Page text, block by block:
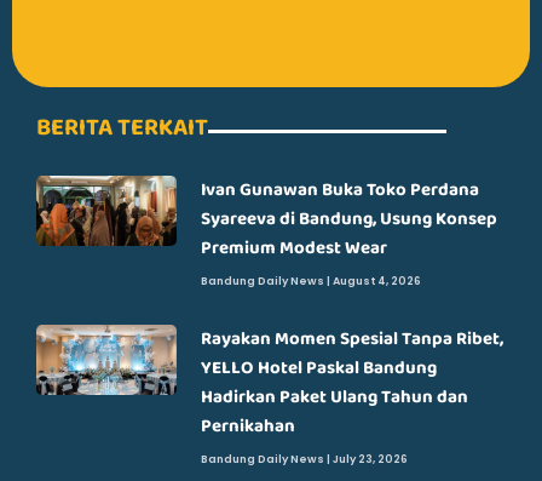
BERITA TERKAIT
Ivan Gunawan Buka Toko Perdana
Syareeva di Bandung, Usung Konsep
Premium Modest Wear
Bandung Daily News August 4, 2026
Rayakan Momen Spesial Tanpa Ribet,
YELLO Hotel Paskal Bandung
Hadirkan Paket Ulang Tahun dan
Pernikahan
Bandung Daily News July 23, 2026